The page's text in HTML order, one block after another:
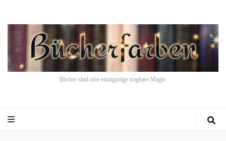
Bücher sind eine einzigartige tragbare Magie.